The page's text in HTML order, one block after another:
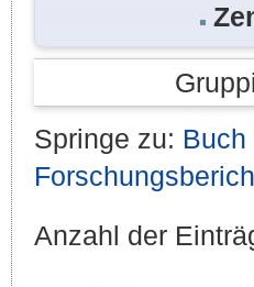
Springe zu:
Anzahl der